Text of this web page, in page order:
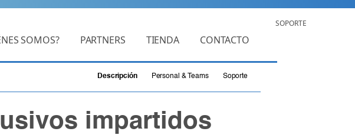
SOPORTE
SOMOS? PARTNERS TIENDA CONTACTO
Descripción Personal & Teams Soporte
impartidos